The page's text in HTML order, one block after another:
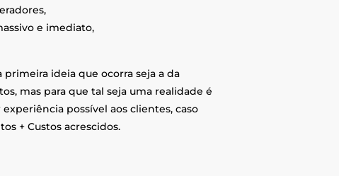
e imediato,
ideia que ocorra seja a da
mas para que tal seja uma realidade é
possível aos clientes, caso
+ Custos acrescidos.